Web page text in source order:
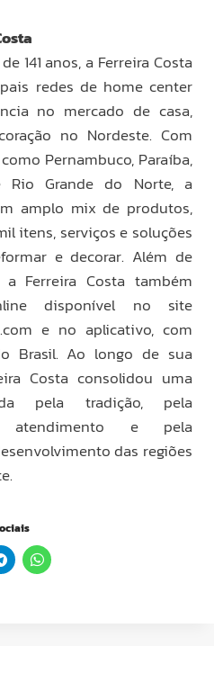
141 anos, a Ferreira Costa
redes de home center
no mercado de casa,
no Nordeste. Com
Pernambuco, Paraíba,
Rio Grande do Norte, a
amplo mix de produtos,
itens, serviços e soluções
e decorar. Além de
Ferreira Costa também
disponível no site
e no aplicativo, com
Brasil. Ao longo de sua
Costa consolidou uma
pela tradição, pela
atendimento e pela
das regiões